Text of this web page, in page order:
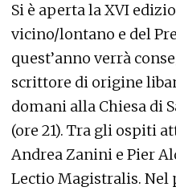
Si è aperta la XVI
vicino/lontano e del
quest’anno verrà
scrittore di origine
domani alla Chiesa di
(ore 21). Tra gli ospiti
Andrea Zanini e Pier
Lectio Magistralis.